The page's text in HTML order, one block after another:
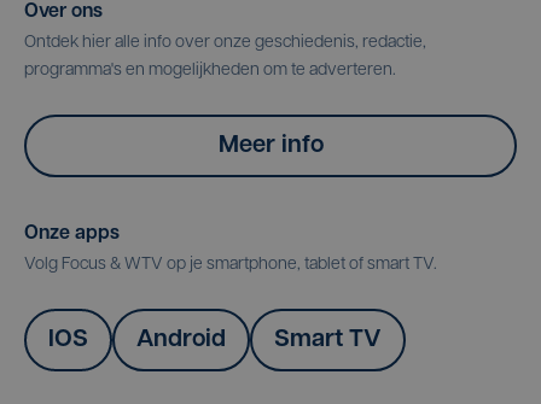
Over ons
Ontdek hier alle info over onze geschiedenis, redactie,
programma's en mogelijkheden om te adverteren.
Meer info
Onze apps
Volg Focus & WTV op je smartphone, tablet of smart TV.
IOS Android Smart TV